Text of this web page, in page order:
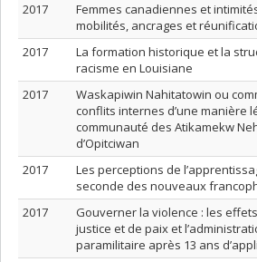
2017
Femmes canadiennes et
mobilités, ancrages et
2017
La formation historique et la
racisme en Louisiane
2017
Waskapiwin Nahitatowin ou
conflits internes d’une manière
communauté des Atikamekw
d’Opitciwan
2017
Les perceptions de
seconde des nouveaux
2017
Gouverner la violence : les
justice et de paix et
paramilitaire après 13 ans